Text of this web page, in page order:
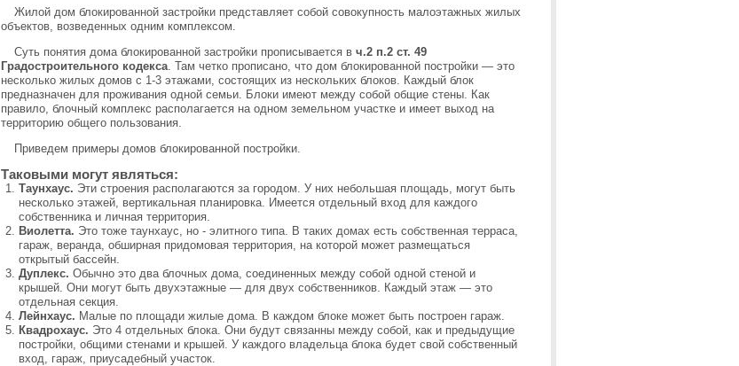
Жилой дом блокированной застройки представляет собой совокупность малоэтажных жилых
объектов, возведенных одним комплексом.
Суть понятия дома блокированной застройки прописывается в ч.2 п.2 ст. 49
Градостроительного кодекса. Там четко прописано, что дом блокированной постройки — это
несколько жилых домов с 1-3 этажами, состоящих из нескольких блоков. Каждый блок
предназначен для проживания одной семьи. Блоки имеют между собой общие стены. Как
правило, блочный комплекс располагается на одном земельном участке и имеет выход на
территорию общего пользования.
Приведем примеры домов блокированной постройки.
Таковыми могут являться:
Таунхаус. Эти строения располагаются за городом. У них небольшая площадь, могут быть
несколько этажей, вертикальная планировка. Имеется отдельный вход для каждого
собственника и личная территория.
Виолетта. Это тоже таунхаус, но - элитного типа. В таких домах есть собственная терраса,
гараж, веранда, обширная придомовая территория, на которой может размещаться
открытый бассейн.
Дуплекс. Обычно это два блочных дома, соединенных между собой одной стеной и
крышей. Они могут быть двухэтажные — для двух собственников. Каждый этаж — это
отдельная секция.
Лейнхаус. Малые по площади жилые дома. В каждом блоке может быть построен гараж.
Квадрохаус. Это 4 отдельных блока. Они будут связанны между собой, как и предыдущие
постройки, общими стенами и крышей. У каждого владельца блока будет свой собственный
вход, гараж, приусадебный участок.